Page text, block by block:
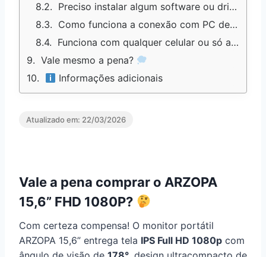
Preciso instalar algum software ou driver para o monitor funcionar?
Como funciona a conexão com PC desktop que só tem HDMI?
Funciona com qualquer celular ou só alguns modelos?
Vale mesmo a pena?
Informações adicionais
Atualizado em: 22/03/2026
Vale a pena comprar o ARZOPA
15,6” FHD 1080P?
Com certeza compensa! O monitor portátil
ARZOPA 15,6” entrega tela IPS Full HD 1080p com